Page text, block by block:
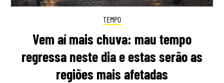
TEMPO
Vem aí mais chuva: mau tempo
regressa neste dia e estas serão as
regiões mais afetadas